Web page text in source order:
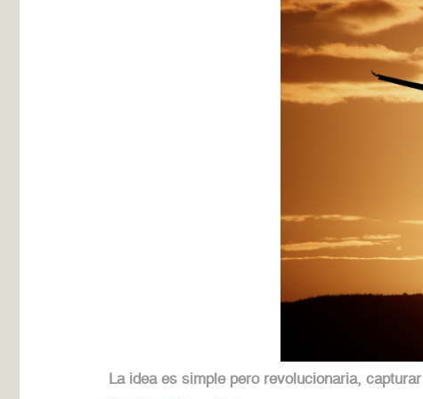
La idea es simple pero revolucionaria,